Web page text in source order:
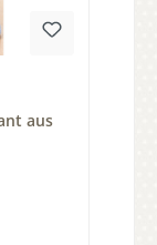
aus